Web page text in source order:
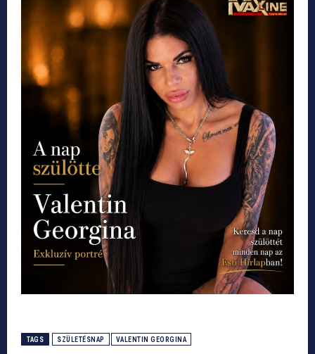
TAGS SZÜLETÉSNAP VALENTIN GEORGINA